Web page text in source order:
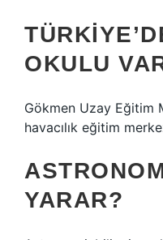
OKULU
Gökmen Uzay Eğitim
havacılık eğitim
YARAR?